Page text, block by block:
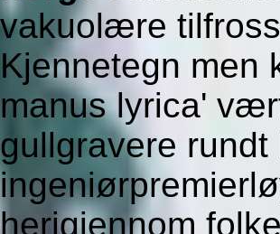
vakuolære
Kjennetegn men
manus lyrica'
gullgravere
herigjennom